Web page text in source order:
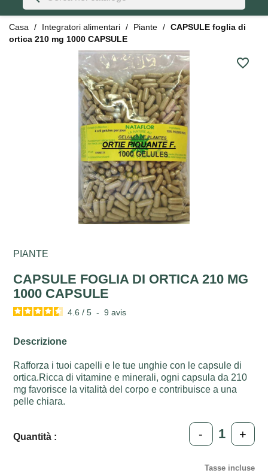
Casa Integratori alimentari Piante
CAPSULE foglia di
ortica 210 mg 1000 CAPSULE
favorite_border
PIANTE
CAPSULE FOGLIA DI ORTICA 210 MG
1000 CAPSULE
4.6 / 5 - 9avis
Descrizione
Rafforza i tuoi capelli e le tue unghie con le capsule di
ortica.Ricca di vitamine e minerali, ogni capsula da 210
mg favorisce la vitalità del corpo e contribuisce a una
pelle chiara.
Quantità : - +
Tasse incluse